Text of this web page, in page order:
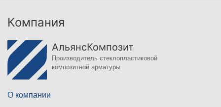
Компания
АльянсКомпозит
Производитель стеклопластиковой
композитной арматуры
О компании